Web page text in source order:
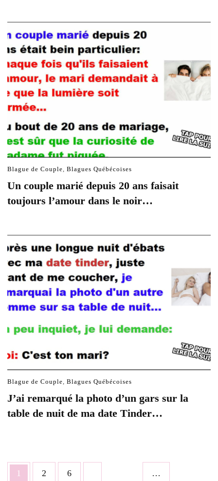
Blague de Couple Blagues Québécoises
Un couple marié depuis 20 ans faisait
toujours l’amour dans le noir…
Blague de Couple, Blagues Québécoises
J’ai remarqué la photo d’un gars sur la
table de nuit de ma date Tinder…
Posts
pagination
Page
1 Page
2 …
Page
6